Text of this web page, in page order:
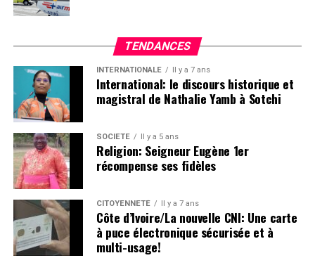
TENDANCES
INTERNATIONALE Il y a 7 ans
International: le discours historique et
magistral de Nathalie Yamb à Sotchi
SOCIETE Il y a 5 ans
Religion: Seigneur Eugène 1er
récompense ses fidèles
CITOYENNETÉ Il y a 7 ans
Côte d’Ivoire/La nouvelle CNI: Une carte
à puce électronique sécurisée et à
multi-usage!